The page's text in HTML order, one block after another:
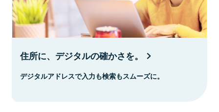
住所に、デジタルの確かさを。
デジタルアドレスで入力も検索もスムーズに。